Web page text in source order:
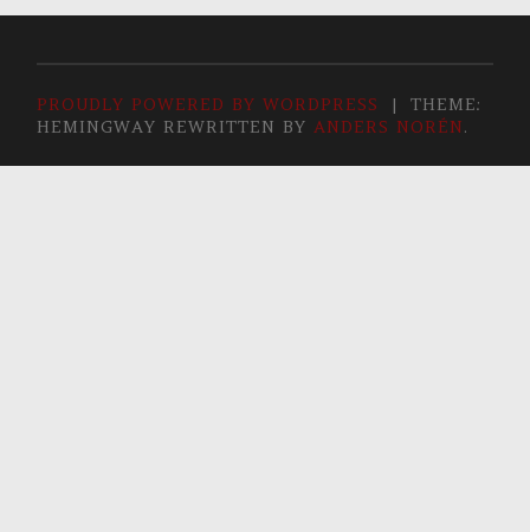
PROUDLY POWERED BY WORDPRESS |
THEME:
HEMINGWAY REWRITTEN BYANDERS NORÉN.